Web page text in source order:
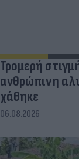
Τρομερή
ανθρώπινη
χάθηκε
06.08.2026